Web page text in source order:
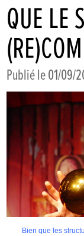
QUE LE
Publié le 01/09/
Bien que les